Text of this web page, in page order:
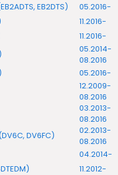
EB2DTS)
05.2016-
11.2016-
11.2016-
05.2014-
08.2016
05.2016-
12.2009-
08.2016
03.2013-
08.2016
DV6FC)
02.2013-
08.2016
04.2014-
11.2012-